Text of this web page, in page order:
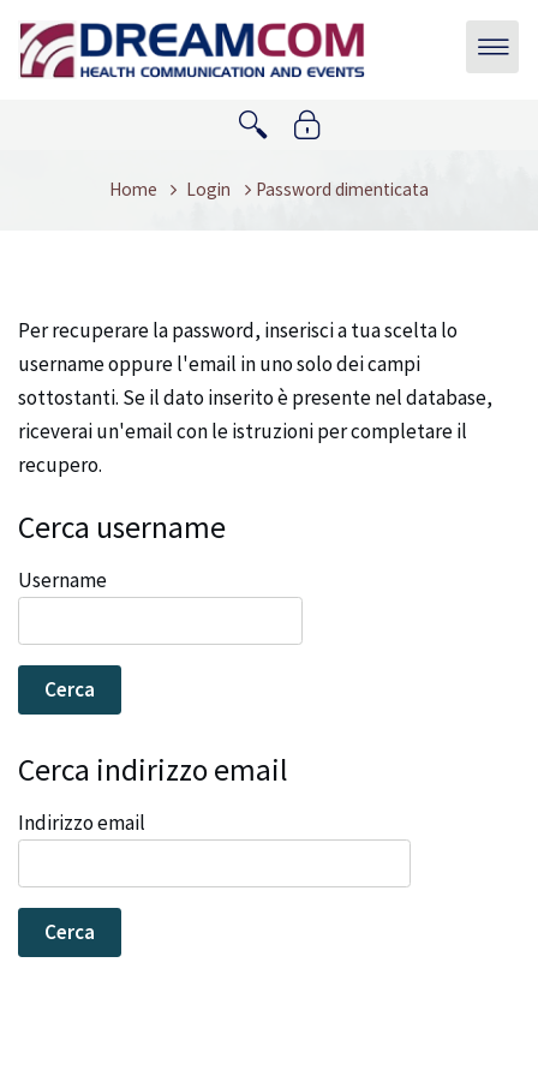
Home Login Password dimenticata
Per recuperare la password, inserisci a tua scelta lo
username oppure l'email in uno solo dei campi
sottostanti. Se il dato inserito è presente nel database,
riceverai un'email con le istruzioni per completare il
recupero.
Cerca username
Username
Cerca indirizzo email
Indirizzo email